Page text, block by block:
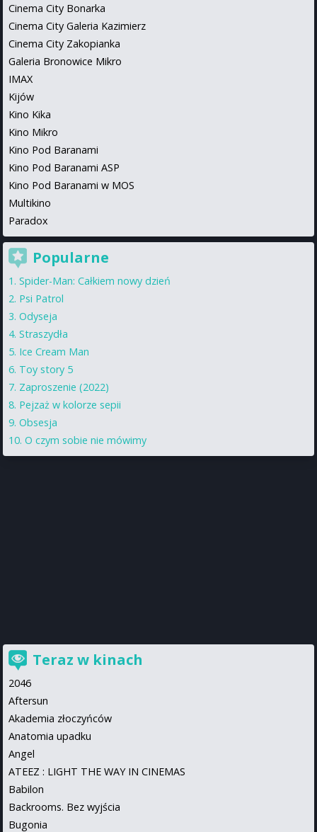
Cinema City Bonarka
Cinema City Galeria Kazimierz
Cinema City Zakopianka
Galeria Bronowice Mikro
IMAX
Kijów
Kino Kika
Kino Mikro
Kino Pod Baranami
Kino Pod Baranami ASP
Kino Pod Baranami w MOS
Multikino
Paradox
Popularne
Spider-Man: Całkiem nowy dzień
Psi Patrol
Odyseja
Straszydła
Ice Cream Man
Toy story 5
Zaproszenie (2022)
Pejzaż w kolorze sepii
Obsesja
O czym sobie nie mówimy
Teraz w kinach
2046
Aftersun
Akademia złoczyńców
Anatomia upadku
Angel
ATEEZ : LIGHT THE WAY IN CINEMAS
Babilon
Backrooms. Bez wyjścia
Bugonia